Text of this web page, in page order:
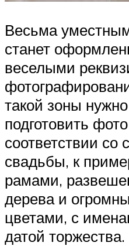
Весьма
станет
веселыми
такой зоны
подготовить
соответствии со
свадьбы, к
рамами,
дерева и
цветами, с
датой торжества.